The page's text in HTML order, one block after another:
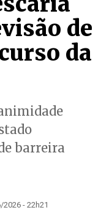
de
da
barreira
- 22h21